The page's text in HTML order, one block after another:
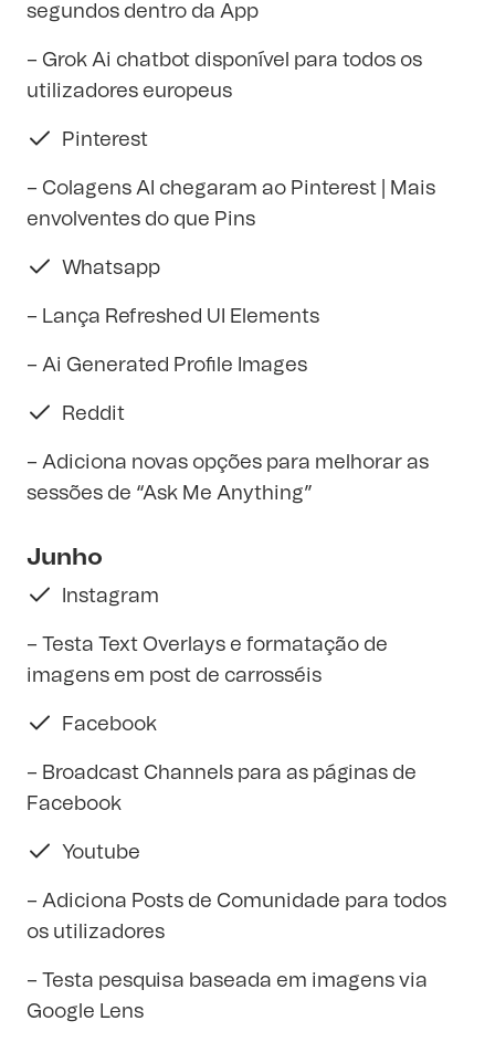
segundos dentro da App
– Grok Ai chatbot disponível para todos os
utilizadores europeus
Pinterest
– Colagens AI chegaram ao Pinterest | Mais
envolventes do que Pins
Whatsapp
– Lança Refreshed UI Elements
– Ai Generated Profile Images
Reddit
– Adiciona novas opções para melhorar as
sessões de “Ask Me Anything”
Junho
Instagram
– Testa Text Overlays e formatação de
imagens em post de carrosséis
Facebook
– Broadcast Channels para as páginas de
Facebook
Youtube
– Adiciona Posts de Comunidade para todos
os utilizadores
– Testa pesquisa baseada em imagens via
Google Lens